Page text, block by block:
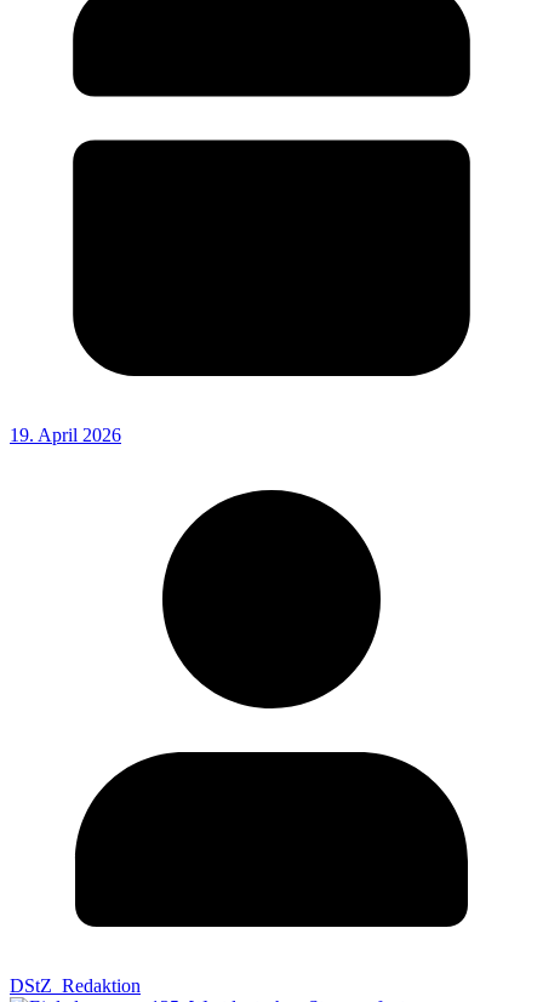
19. April 2026
DStZ_Redaktion